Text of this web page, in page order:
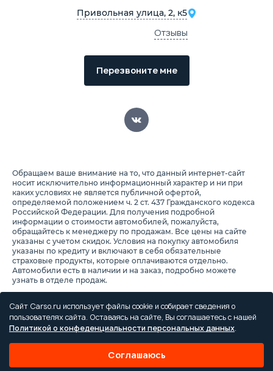
Привольная улица, 2, к5
Отзывы
Перезвоните мне
Обращаем ваше внимание на то, что данный интернет-сайт
носит исключительно информационный характер и ни при
каких условиях не является публичной офертой,
определяемой положением ч. 2 ст. 437 Гражданского кодекса
Российской Федерации. Для получения подробной
информации о стоимости автомобилей, пожалуйста,
обращайтесь к менеджеру по продажам. Все цены на сайте
указаны с учетом скидок. Условия на покупку автомобиля
указаны по кредиту и включают в себя обязательные
страховые продукты, которые оплачиваются отдельно.
Автомобили есть в наличии и на заказ, подробно можете
узнать в отделе продаж.
Предоставляя свои персональные данные и используя
настоящий веб-сайт, Вы соглашаетесь с обработкой Ваших
персональных данных и принимаете условия их обработки.
Сайт Carso.ru использует файлы cookie и собирает сведения о
пользователях сайта. Оставаясь на сайте, Вы соглашаетесь с нашей
Политикой о конфеденциальности персональных данных.
Соглашаюсь